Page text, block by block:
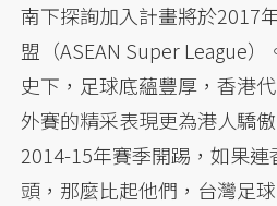
南下探詢加入計畫將於2017
盟（ASEAN Super League
史下，足球底蘊豐厚，香港
外賽的精采表現更為港人驕
2014-15年賽季開踢，如果
頭，那麼比起他們，台灣足